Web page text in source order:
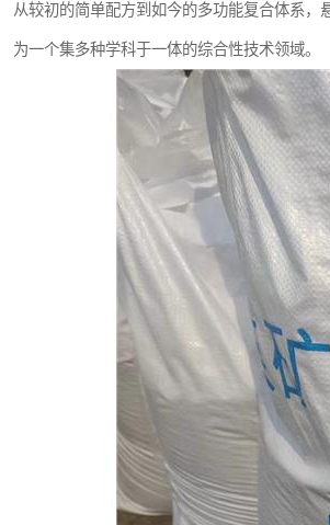
从较初的简单配方到如今的多功能复合体系，
为一个集多种学科于一体的综合性技术领域。